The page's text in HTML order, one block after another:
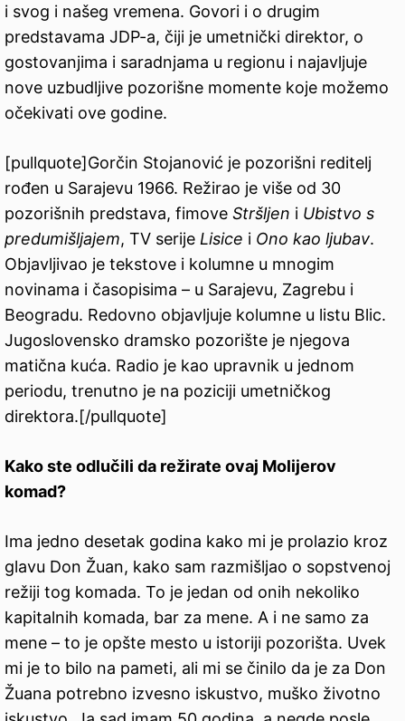
i svog i našeg vremena. Govori i o drugim
predstavama JDP-a, čiji je umetnički direktor, o
gostovanjima i saradnjama u regionu i najavljuje
nove uzbudljive pozorišne momente koje možemo
očekivati ove godine.
[pullquote]Gorčin Stojanović je pozorišni reditelj
rođen u Sarajevu 1966. Režirao je više od 30
pozorišnih predstava, fimove Stršljen i Ubistvo s
predumišljajem, TV serije Lisice i Ono kao ljubav.
Objavljivao je tekstove i kolumne u mnogim
novinama i časopisima – u Sarajevu, Zagrebu i
Beogradu. Redovno objavljuje kolumne u listu Blic.
Jugoslovensko dramsko pozorište je njegova
matična kuća. Radio je kao upravnik u jednom
periodu, trenutno je na poziciji umetničkog
direktora.[/pullquote]
Kako ste odlučili da režirate ovaj Molijerov
komad?
Ima jedno desetak godina kako mi je prolazio kroz
glavu Don Žuan, kako sam razmišljao o sopstvenoj
režiji tog komada. To je jedan od onih nekoliko
kapitalnih komada, bar za mene. A i ne samo za
mene – to je opšte mesto u istoriji pozorišta. Uvek
mi je to bilo na pameti, ali mi se činilo da je za Don
Žuana potrebno izvesno iskustvo, muško životno